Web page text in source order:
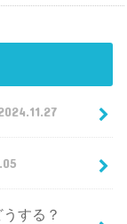
する？